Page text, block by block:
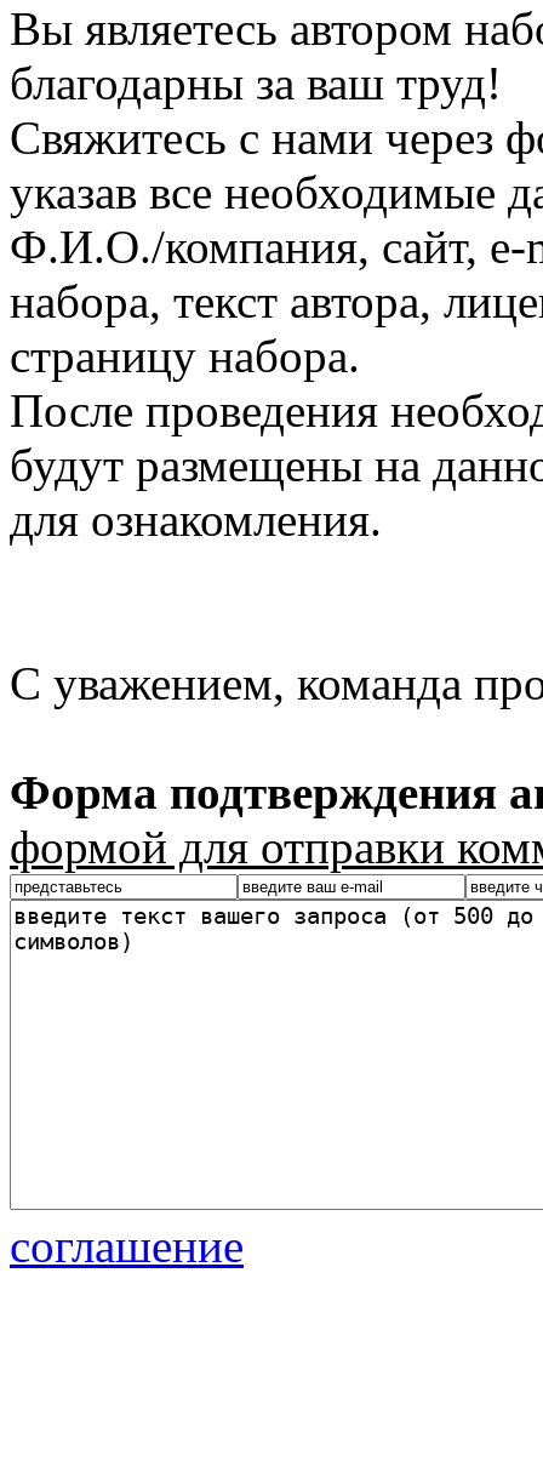
Вы являетесь автором
благодарны за ваш труд!
Свяжитесь с нами через
указав все необходимые
Ф.И.О./компания, сайт, e-
набора, текст автора,
страницу набора.
После проведения
будут размещены на
для ознакомления.
С уважением, команда
Форма подтверждения
формой для отправки
соглашение